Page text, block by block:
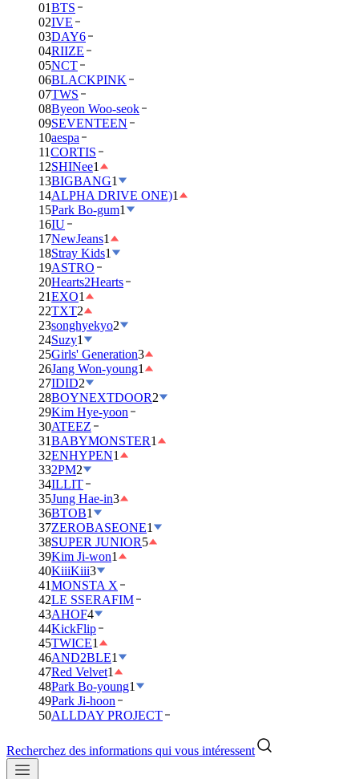
01BTS
02IVE
03DAY6
04RIIZE
05NCT
06BLACKPINK
07TWS
08Byeon Woo-seok
09SEVENTEEN
10aespa
11CORTIS
12SHINee1
13BIGBANG1
14ALPHA DRIVE ONE)1
15Park Bo-gum1
16IU
17NewJeans1
18Stray Kids1
19ASTRO
20Hearts2Hearts
21EXO1
22TXT2
23songhyekyo2
24Suzy1
25Girls' Generation3
26Jang Won-young1
27IDID2
28BOYNEXTDOOR2
29Kim Hye-yoon
30ATEEZ
31BABYMONSTER1
32ENHYPEN1
332PM2
34ILLIT
35Jung Hae-in3
36BTOB1
37ZEROBASEONE1
38SUPER JUNIOR5
39Kim Ji-won1
40KiiiKiii3
41MONSTA X
42LE SSERAFIM
43AHOF4
44KickFlip
45TWICE1
46AND2BLE1
47Red Velvet1
48Park Bo-young1
49Park Ji-hoon
50ALLDAY PROJECT
Recherchez des informations qui vous intéressent